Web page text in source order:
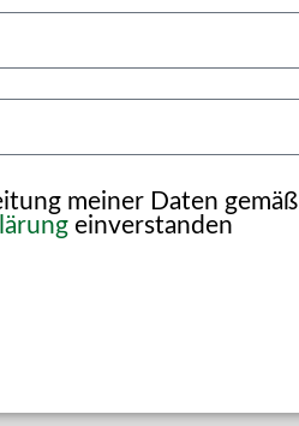
meiner Daten gemäß
einverstanden